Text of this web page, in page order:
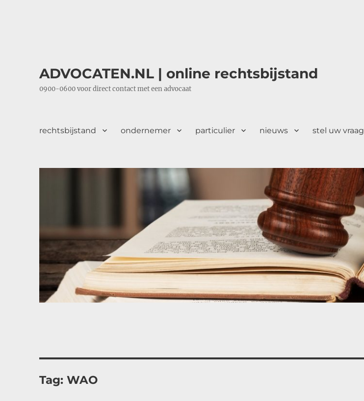
ADVOCATEN.NL | online rechtsbijstand
0900-0600 voor direct contact met een advocaat
rechtsbijstand ondernemer particulier nieuws stel uw vraag
Tag:WAO